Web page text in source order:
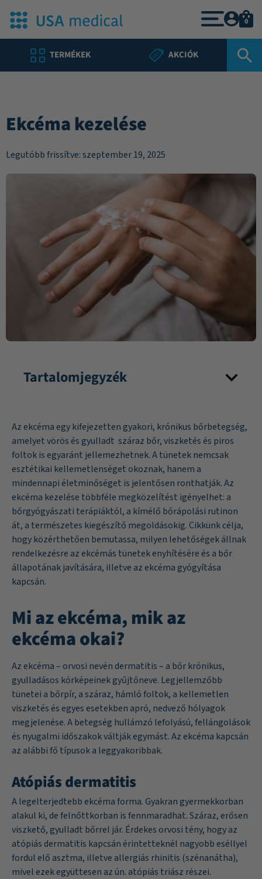
TERMÉKEK AKCIÓK
0
Ekcéma kezelése
Legutóbb frissítve: szeptember 19, 2025
Tartalomjegyzék
Az ekcéma egy kifejezetten gyakori, krónikus bőrbetegség,
amelyet vörös és gyulladt száraz bőr, viszketés és piros
foltok is egyaránt jellemezhetnek. A tünetek nemcsak
esztétikai kellemetlenséget okoznak, hanem a
mindennapi életminőséget is jelentősen ronthatják. Az
ekcéma kezelése többféle megközelítést igényelhet: a
bőrgyógyászati terápiáktól, a kímélő bőrápolási rutinon
át, a természetes kiegészítő megoldásokig. Cikkünk célja,
hogy közérthetően bemutassa, milyen lehetőségek állnak
rendelkezésre az ekcémás tünetek enyhítésére és a bőr
állapotának javítására, illetve az ekcéma gyógyítása
kapcsán.
Mi az ekcéma, mik az
ekcéma okai?
Az ekcéma – orvosi nevén dermatitis – a bőr krónikus,
gyulladásos kórképeinek gyűjtőneve. Legjellemzőbb
tünetei a bőrpír, a száraz, hámló foltok, a kellemetlen
viszketés és egyes esetekben apró, nedvező hólyagok
megjelenése. A betegség hullámzó lefolyású, fellángolások
és nyugalmi időszakok váltják egymást. Az ekcéma kapcsán
az alábbi fő típusok a leggyakoribbak.
Atópiás dermatitis
A legelterjedtebb ekcéma forma. Gyakran gyermekkorban
alakul ki, de felnőttkorban is fennmaradhat. Száraz, erősen
viszkető, gyulladt bőrrel jár. Érdekes orvosi tény, hogy az
atópiás dermatitis kapcsán érintetteknél nagyobb eséllyel
fordul elő asztma, illetve allergiás rhinitis (szénanátha),
mivel ezek együttesen az ún. atópiás triász részei.